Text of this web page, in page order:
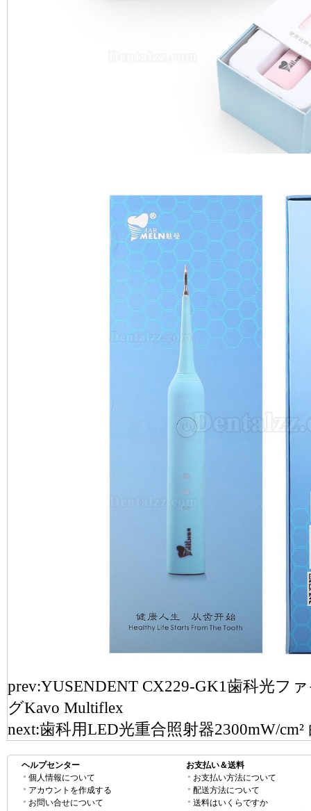
prev:YUSENDENT CX229-GK1歯科光フ
グKavo Multiflex
next:歯科用LED光重合照射器2300mW/
ヘルプセンター
個人情報について
アカウントを作成する
お問い合せについて
お支払い＆送料
お支払い方法について
配送方法について
送料はいくらですか